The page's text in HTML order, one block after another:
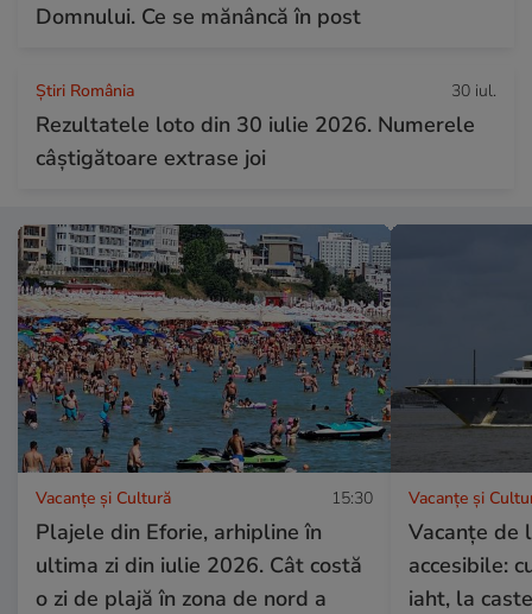
Domnului. Ce se mănâncă în post
Știri România 30 iul.
Rezultatele loto din 30 iulie 2026. Numerele
câștigătoare extrase joi
Vacanțe și Cultură 15:30
Plajele din Eforie, arhipline în
ultima zi din iulie 2026. Cât costă
o zi de plajă în zona de nord a
Vacanțe și
Vacanțe de
accesibile:
iaht, la